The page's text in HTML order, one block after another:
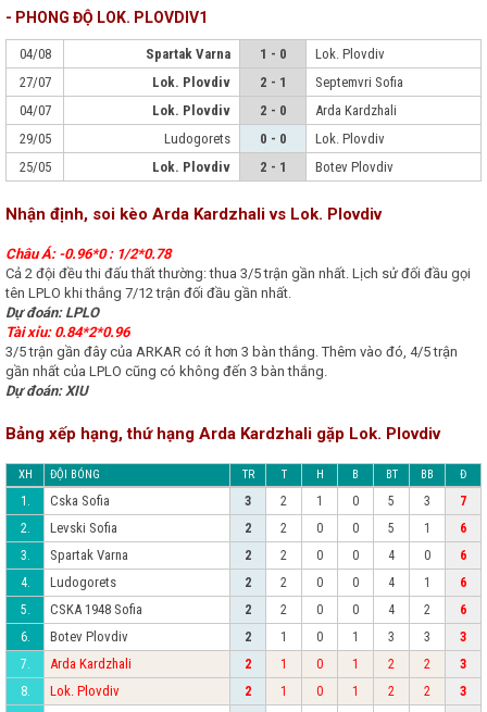
- PHONG ĐỘ LOK. PLOVDIV1
04/08 Spartak Varna 1 - 0
Lok. Plovdiv
27/07
Lok. Plovdiv 2 - 1
Septemvri Sofia
04/07
Lok. Plovdiv 2 - 0
Arda Kardzhali
29/05
Ludogorets 0 - 0
Lok. Plovdiv
25/05
Lok. Plovdiv 2 - 1 Botev Plovdiv
Nhận định, soi kèo Arda Kardzhali vs Lok. Plovdiv
Châu Á: -0.96*0 : 1/2*0.78
Cả 2 đội đều thi đấu thất thường: thua 3/5 trận gần nhất. Lịch sử đối đầu gọi
tên LPLO khi thắng 7/12 trận đối đầu gần nhất.
Dự đoán: LPLO
Tài xỉu: 0.84*2*0.96
3/5 trận gần đây của ARKAR có ít hơn 3 bàn thắng. Thêm vào đó, 4/5 trận
gần nhất của LPLO cũng có không đến 3 bàn thắng.
Dự đoán: XIU
Bảng xếp hạng, thứ hạng Arda Kardzhali gặp Lok. Plovdiv
XH ĐỘI BÓNG TR T H B BT BB Đ
1. Cska Sofia 3 2 1 0 5 3
7
2.
Levski Sofia 2 2 0 0 5 1
6
3.
Spartak Varna 2 2 0 0 4 0
6
4.
Ludogorets 2 2 0 0 4 1
6
5.
CSKA 1948 Sofia 2 2 0 0 4 2
6
6.
Botev Plovdiv 2 1 0 1 3 3
3
7.
Arda Kardzhali 2 1 0 1 2 2
3
8.
Lok. Plovdiv 2 1 0 1 2 2
3